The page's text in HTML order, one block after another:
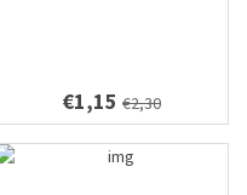
€1,15 €2,30